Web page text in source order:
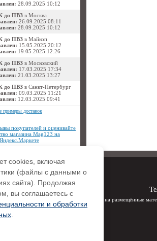
28.09.2025 10:12
до ПВЗ в Москва
26.09.2025 08:11
28.09.2025 10:12
до ПВЗ в Майкоп
15.05.2025 20:12
19.05.2025 12:26
до ПВЗ в Московский
17.03.2025 17:34
21.03.2025 13:27
до ПВЗ в Санкт-Петербург
09.03.2025 11:21
12.03.2025 09:41
примеры доставок
Права на размещённые
cookies, включая
(файлы с данными о
сайта). Продолжая
вы соглашаетесь с
и обработки